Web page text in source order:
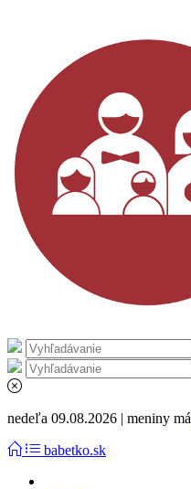
nedeľa 09.08.2026 | meniny má
babetko.sk